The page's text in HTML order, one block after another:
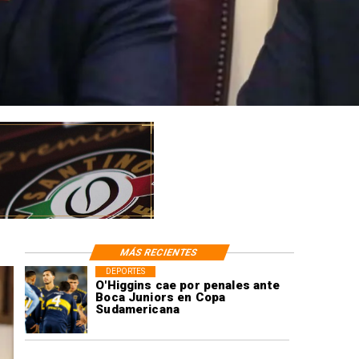
O'Higgins cae por penales ante
Boca Juniors en Copa
Sudamericana
DEPORTES
MÁS RECIENTES